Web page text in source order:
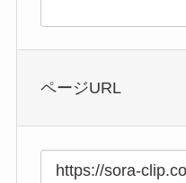
ページURL